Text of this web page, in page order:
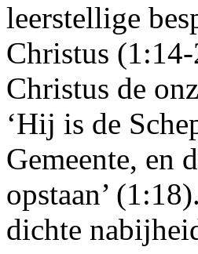
leerstellige
Christus
Christus de
‘Hij is de
Gemeente, en
opstaan’
dichte